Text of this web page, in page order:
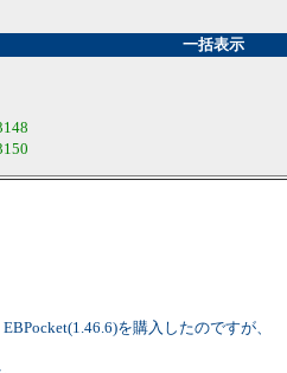
一括表示
を購入したのですが、